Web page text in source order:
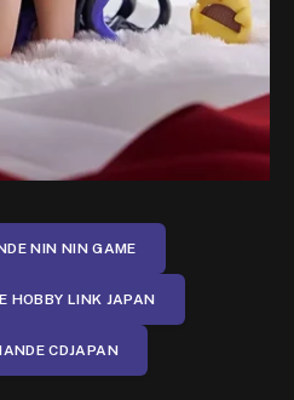
NIN NIN GAME
HOBBY LINK JAPAN
CDJAPAN